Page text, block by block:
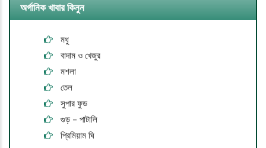
অর্গানিক খাবার কিনুন
মধু
বাদাম ও খেজুর
মশলা
তেল
সুপার ফুড
গুড় – পাটালি
প্রিমিয়াম ঘি